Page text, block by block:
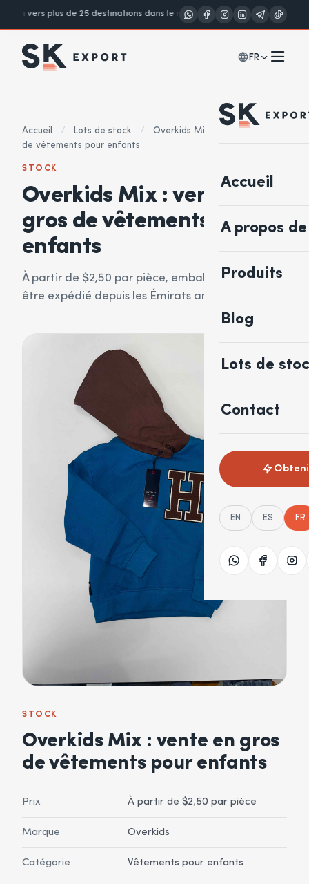
vers plus de 25 destinations dans le monde Notes A · B · Crème
FR
Accueil
A propos de
Produits
Blog
Lots de
Contact
EN ES FR
Accueil / Lots de stock /
Overkids Mix : vente en gros
de vêtements pour enfants
STOCK
Overkids Mix : vente en
gros de vêtements pour
enfants
À partir de $2,50 par pièce, emballé et prêt à
être expédié depuis les Émirats arabes unis.
STOCK
Overkids Mix : vente en gros
de vêtements pour enfants
Prix À partir de $2,50 par pièce
Marque Overkids
Catégorie Vêtements pour enfants